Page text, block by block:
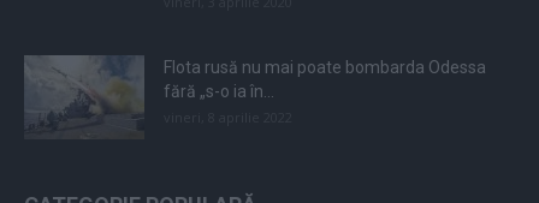
Flota rusă nu mai poate bombarda Odessa
fără „s-o ia în...